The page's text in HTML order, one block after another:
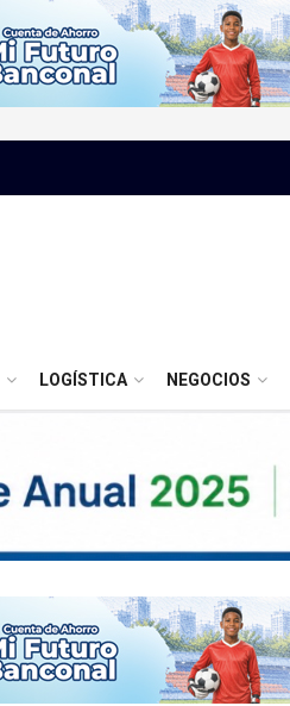
LOGÍSTICA NEGOCIOS